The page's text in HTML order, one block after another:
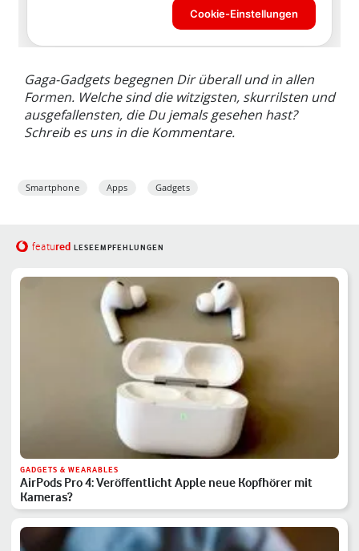
Gaga-Gadgets begegnen Dir überall und in allen
Formen. Welche sind die witzigsten, skurrilsten und
ausgefallensten, die Du jemals gesehen hast?
Schreib es uns in die Kommentare.
Smartphone Apps Gadgets
featured LESEEMPFEHLUNGEN
GADGETS & WEARABLES
AirPods Pro 4: Veröffentlicht Apple neue Kopfhörer mit
Kameras?